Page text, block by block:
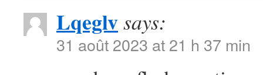
Lqeglvsays:
31 août 2023 at 21 h 37 min